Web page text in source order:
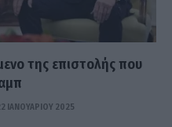
της επιστολής που
ΙΑΝΟΥΑΡΊΟΥ 2025